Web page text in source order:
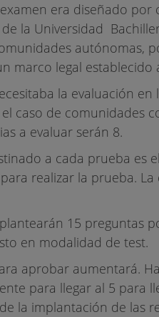
era diseñado
la Universidad
autónomas,
marco legal establecido
la evaluación
caso de comunidades
a evaluar serán 8.
a cada prueba es
realizar la prueba.
15 preguntas
en modalidad de test.
aprobar aumentará.
para llegar al 5 para
la implantación de las